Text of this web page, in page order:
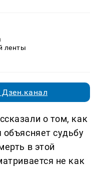
ленты
Дзен.канал
о том, как
судьбу
в этой
не как